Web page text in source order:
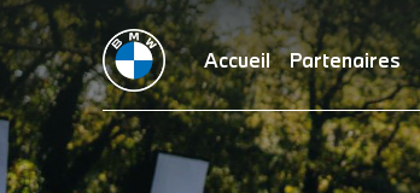
Accueil Partenaires